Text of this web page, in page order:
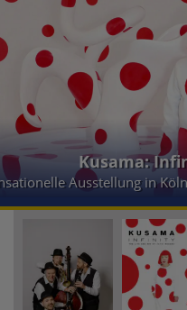
Kusama:
Ausstellung in